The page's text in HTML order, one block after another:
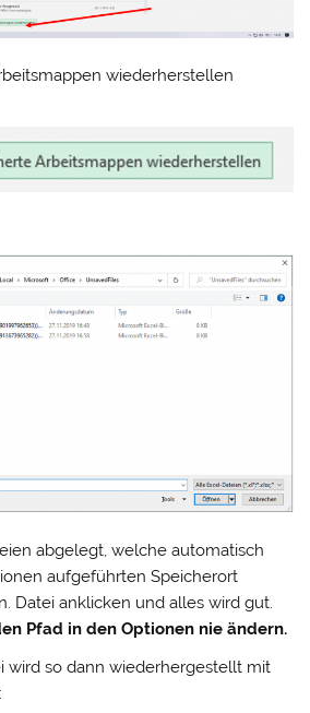
wiederherstellen
abgelegt, welche automatisch
aufgeführten Speicherort
Datei anklicken und alles wird gut.
Pfad in den Optionen nie ändern.
wird so dann wiederhergestellt mit